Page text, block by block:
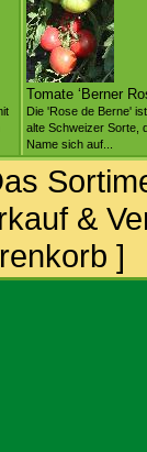
Tomate ‘Berner
Die 'Rose de Berne'
alte Schweizer Sorte,
Name sich auf...
&
]